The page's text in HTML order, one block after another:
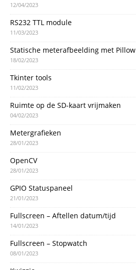
12/04/2023
RS232 TTL module
11/03/2023
Statische meterafbeelding met Pillow
18/02/2023
Tkinter tools
11/02/2023
Ruimte op de SD-kaart vrijmaken
04/02/2023
Metergrafieken
28/01/2023
OpenCV
28/01/2023
GPIO Statuspaneel
21/01/2023
Fullscreen – Aftellen datum/tijd
14/01/2023
Fullscreen – Stopwatch
08/01/2023